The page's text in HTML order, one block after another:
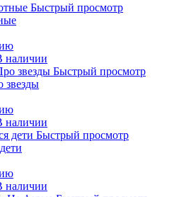
Быстрый просмотр
наличии
Быстрый просмотр
звезды
наличии
Быстрый просмотр
наличии